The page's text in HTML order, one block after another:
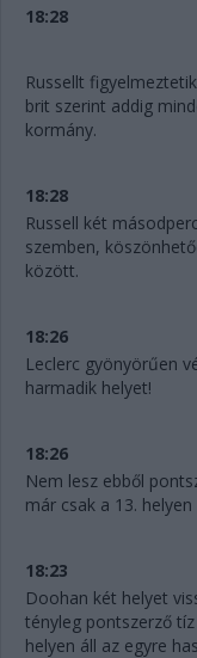
18:28
Russellt
brit szerint addig
kormány.
18:28
Russell két
szemben,
között.
18:26
Leclerc gyönyörűen
harmadik helyet!
18:26
Nem lesz ebből
már csak a 13. helyen
18:23
Doohan két helyet
tényleg pontszerző
helyen áll az egyre